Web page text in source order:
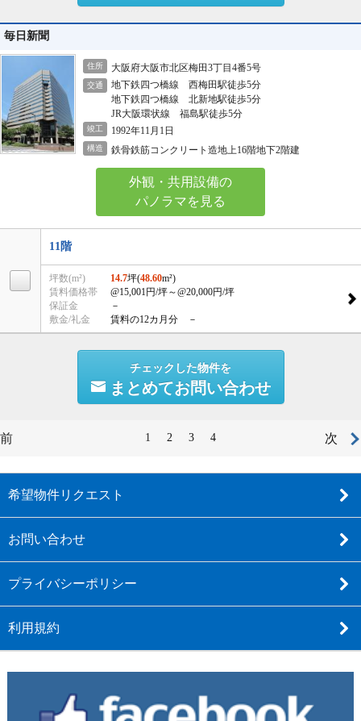
毎日新聞
住所 大阪府大阪市北区梅田3丁目4番5号
交通
地下鉄四つ橋線 西梅田駅徒歩5分
地下鉄四つ橋線 北新地駅徒歩5分
JR大阪環状線 福島駅徒歩5分
竣工 1992年11月1日
構造 鉄骨鉄筋コンクリート造地上16階地下2階建
外観・共用設備の
パノラマを見る
11階
坪数(m²) 14.7坪(48.60m²)
賃料価格帯
@15,001円/坪～@20,000円/坪
保証金
－
敷金/礼金
賃料の12カ月分 －
チェックした物件を
まとめてお問い合わせ
前 1 2 3 4 次
希望物件リクエスト
お問い合わせ
プライバシーポリシー
利用規約